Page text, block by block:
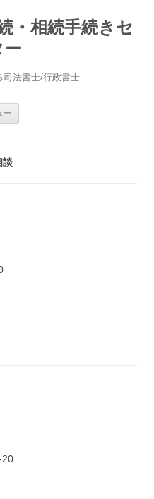
・相続手続きセ
ー
司法書士/行政書士
ー
談
20